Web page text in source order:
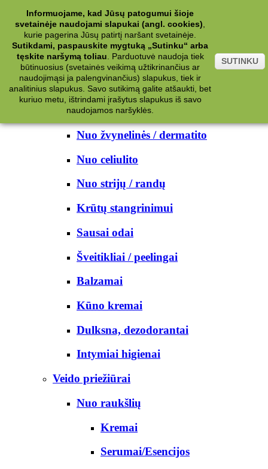
Kategorijos
Kosmetika
Kūno priežiūrai
Nuo prakaito
Kūno prausikliai
Nuo žvynelinės / dermatito
Nuo celiulito
Nuo strijų / randų
Krūtų stangrinimui
Sausai odai
Šveitikliai / peelingai
Balzamai
Kūno kremai
Dulksna, dezodorantai
Intymiai higienai
Veido priežiūrai
Nuo raukšlių
Kremai
Serumai/Esencijos
Informuojame, kad Jūsų patogumui šioje
svetainėje naudojami slapukai (angl. cookies)
kurie pagerina Jūsų patirtį naršant svetainėje.
Sutikdami, paspauskite mygtuką „Sutinku“ arba
tęskite naršymą toliau
Parduotuvė naudoja tiek
būtinuosius (svetainės veikimą užtikrinančius ar
naudojimąsi ja palengvinančius) slapukus, tiek ir
analitinius slapukus. Savo sutikimą galite atšaukti, bet
kuriuo metu, ištrindami įrašytus slapukus iš savo
naudojamos naršyklės.
SUTINKU